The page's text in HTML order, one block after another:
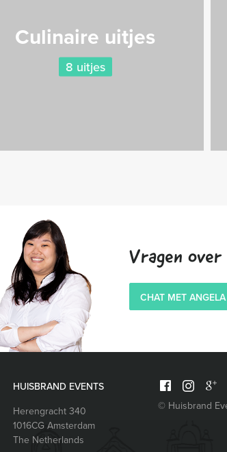
Culinaire uitjes
8 uitjes
Vragen
CHAT MET ANGELA
HUISBRAND EVENTS
Herengracht 340
1016CGAmsterdam
The Netherlands
© Huisbrand